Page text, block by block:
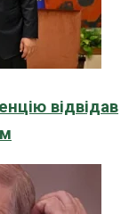
відвідав